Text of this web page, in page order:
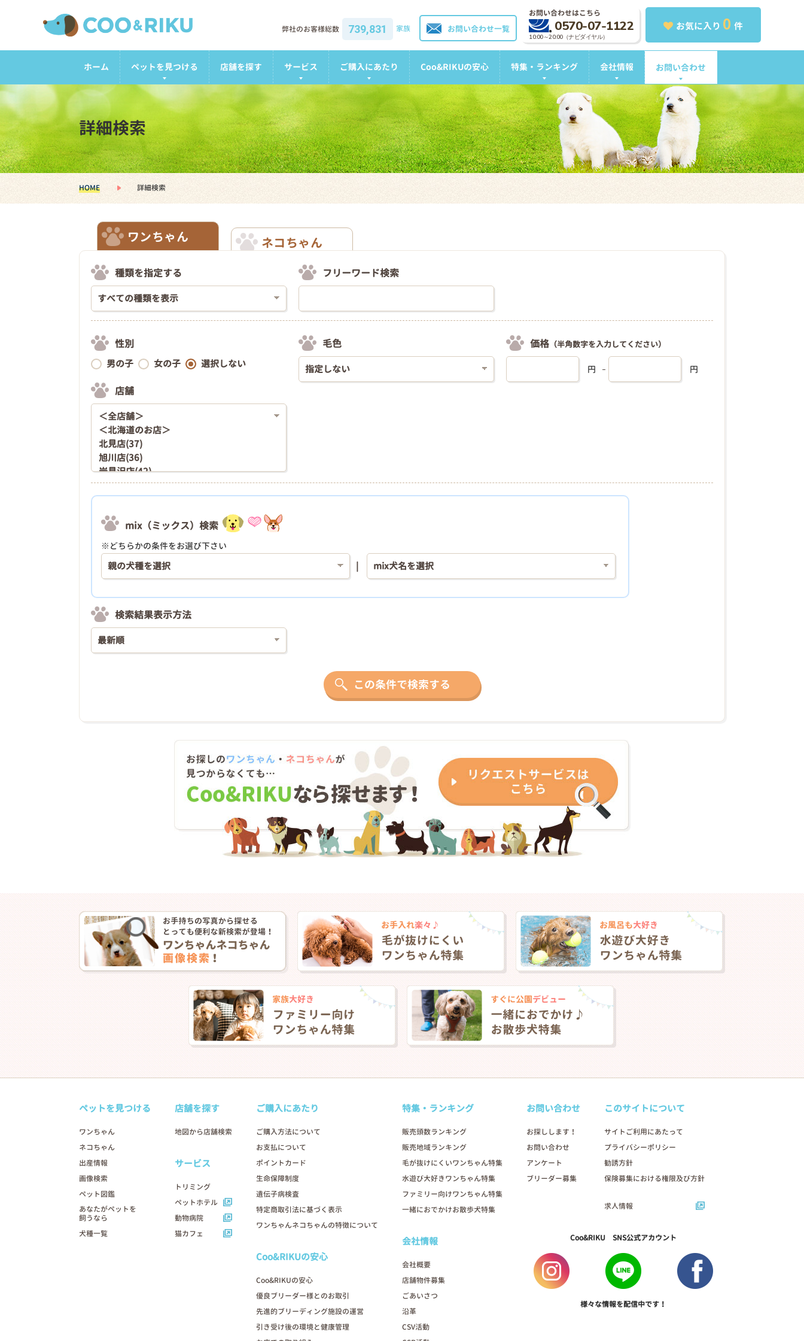
お気に入り 0 件
お問い合わせはこちら
0570-07-1122
10:00～20:00（ナビダイヤル）
お問い合わせ一覧
弊社のお客様総数 739,831 家族
ホーム ペットを見つける 店舗を探す サービス ご購入にあたり Coo&RIKUの安心 特集・ランキング 会社情報 お問い合わせ
詳細検索
HOME 詳細検索
ワンちゃん ネコちゃん
種類を指定する フリーワード検索
性別
男の子 女の子 選択しない
店舗
毛色 価格 （半角数字を入力してください）
円 円
mix（ミックス）検索
※どちらかの条件をお選び下さい
検索結果表示方法
この条件で検索する
ペットを見つける
ワンちゃん
ネコちゃん
出産情報
画像検索
ペット図鑑
あなたがペットを
飼うなら
犬種一覧
店舗を探す
地図から店舗検索
サービス
トリミング
ペットホテル
動物病院
猫カフェ
ご購入にあたり
ご購入方法について
お支払について
ポイントカード
生命保障制度
遺伝子病検査
特定商取引法に基づく表示
ワンちゃんネコちゃんの特徴について
Coo&RIKUの安心
Coo&RIKUの安心
優良ブリーダー様とのお取引
先進的ブリーディング施設の運営
引き受け後の環境と健康管理
特集・ランキング
販売頭数ランキング
販売地域ランキング
毛が抜けにくいワンちゃん特集
水遊び大好きワンちゃん特集
ファミリー向けワンちゃん特集
一緒におでかけお散歩犬特集
会社情報
会社概要
店舗物件募集
ごあいさつ
沿革
CSV活動
お問い合わせ
お探しします！
お問い合わせ
アンケート
ブリーダー募集
このサイトについて
サイトご利用にあたって
プライバシーポリシー
勧誘方針
保険募集における権限及び方針
求人情報
Coo&RIKU SNS公式アカウント
様々な情報を配信中です！